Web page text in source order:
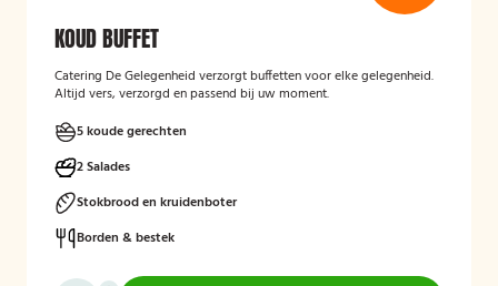
KOUD BUFFET
Catering De Gelegenheid verzorgt buffetten voor elke gelegenheid.
Altijd vers, verzorgd en passend bij uw moment.
5 koude gerechten
2 Salades
Stokbrood en kruidenboter
Borden & bestek